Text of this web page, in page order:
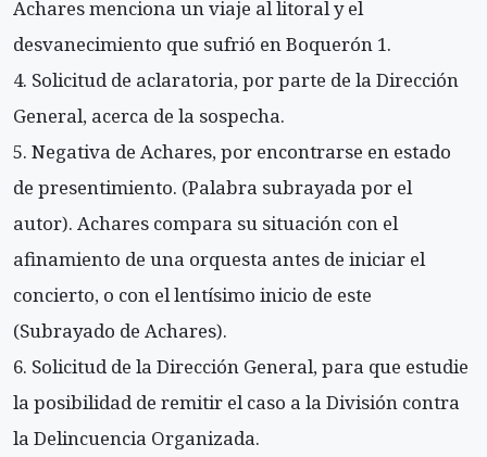
Achares menciona un viaje al litoral y el
desvanecimiento que sufrió en Boquerón 1.
Solicitud de aclaratoria, por parte de la Dirección
General, acerca de la sospecha.
Negativa de Achares, por encontrarse en estado
de presentimiento. (Palabra subrayada por el
autor). Achares compara su situación con el
afinamiento de una orquesta antes de iniciar el
concierto, o con el lentísimo inicio de este
(Subrayado de Achares).
Solicitud de la Dirección General, para que estudie
la posibilidad de remitir el caso a la División contra
la Delincuencia Organizada.